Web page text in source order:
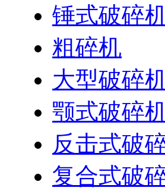
锤式破碎
粗碎机
大型破碎
颚式破碎
反击式破
复合式破